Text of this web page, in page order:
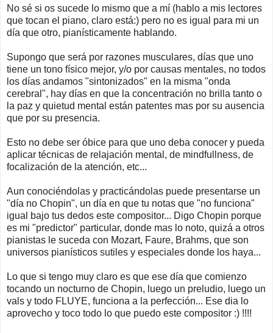
No sé si os sucede lo mismo que a mí (hablo a mis lectores
que tocan el piano, claro está:) pero no es igual para mi un
día que otro, pianísticamente hablando.
Supongo que será por razones musculares, días que uno
tiene un tono físico mejor, y/o por causas mentales, no todos
los días andamos "sintonizados" en la misma "onda
cerebral", hay días en que la concentración no brilla tanto o
la paz y quietud mental están patentes mas por su ausencia
que por su presencia.
Esto no debe ser óbice para que uno deba conocer y pueda
aplicar técnicas de relajación mental, de mindfullness, de
focalización de la atención, etc...
Aun conociéndolas y practicándolas puede presentarse un
"día no Chopin", un día en que tu notas que "no funciona"
igual bajo tus dedos este compositor... Digo Chopin porque
es mi "predictor" particular, donde mas lo noto, quizá a otros
pianistas le suceda con Mozart, Faure, Brahms, que son
universos pianísticos sutiles y especiales donde los haya...
Lo que si tengo muy claro es que ese día que comienzo
tocando un nocturno de Chopin, luego un preludio, luego un
vals y todo FLUYE, funciona a la perfección... Ese dia lo
aprovecho y toco todo lo que puedo este compositor :) !!!!